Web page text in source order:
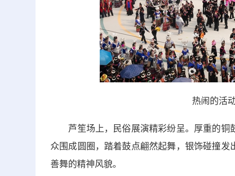
热闹的活
芦笙场上，民俗展演精彩纷呈。厚重的铜
众围成圆圈，踏着鼓点翩然起舞，银饰碰撞
善舞的精神风貌。